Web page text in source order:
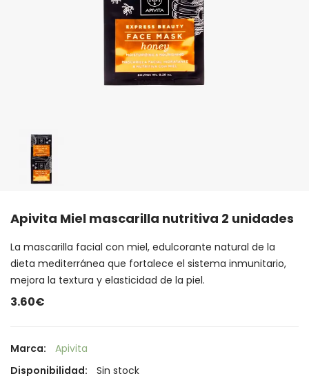
Apivita Miel mascarilla nutritiva 2 unidades
La mascarilla facial con miel, edulcorante natural de la
dieta mediterránea que fortalece el sistema inmunitario,
mejora la textura y elasticidad de la piel.
3.60€
Marca:
Apivita
Disponibilidad:
Sin stock